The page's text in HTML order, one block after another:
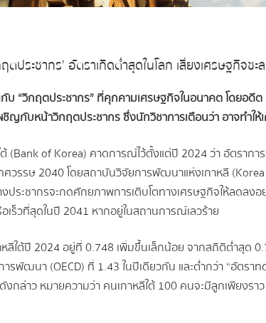
ตประชากร’ อัตราเกิดต่ำสุดในโลก เสี่ยงเศรษฐกิจช
“วิกฤตประชากร” ที่คุกคามเศรษฐกิจในอนาคต โดยอดีต
ญกับหน้าวิกฤตประชากร ซึ่งนักวิชาการเตือนว่า อาจทำใ
(Bank of Korea) คาดการณ์ไว้ตั้งแต่ปี 2024 ว่า อัตราก
ศวรรษ 2040 โดยสถาบันวิจัยการพัฒนาแห่งเกาหลี
ประชากรจะกดศักยภาพการเติบโตทางเศรษฐกิจให้ลดลง
ร็วที่สุดในปี 2041 หากอยู่ในสถานการณ์เลวร้าย
หลีใต้ปี 2024 อยู่ที่ 0.748 เพิ่มขึ้นเล็กน้อย จากสถิติต่ำสุด
รพัฒนา (OECD) ที่ 1.43 ในปีเดียวกัน และต่ำกว่า “อัตร
งกล่าว หมายความว่า คนเกาหลีใต้ 100 คนจะมีลูกเพียง